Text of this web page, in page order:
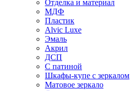
Отделка и материал
МДФ
Пластик
Alvic Luxe
Эмаль
Акрил
ДСП
С патиной
Шкафы-купе с зеркалом
Матовое зеркало